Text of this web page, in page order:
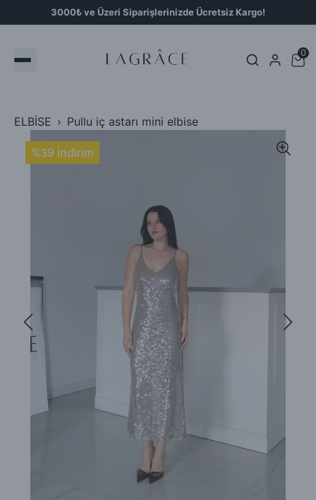
3000₺ ve Üzeri Siparişlerinizde Ücretsiz Kargo!
0
ELBİSE Pullu iç astarı mini elbise
%39 İndirim